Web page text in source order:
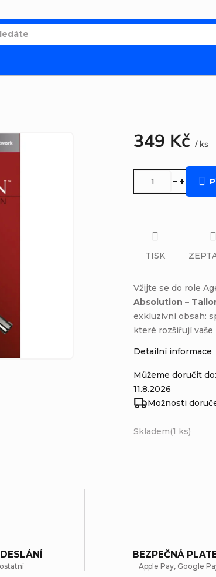
349 Kč/ ks
Skladem(1 ks)
Můžeme doručit do:
11.8.2026
Možnosti
Vžijte se do role
Absolution –
exkluzivní obsah:
které rozšiřují
Detailní informace
TISK
BEZPEČNÁ
Apple Pay, Google